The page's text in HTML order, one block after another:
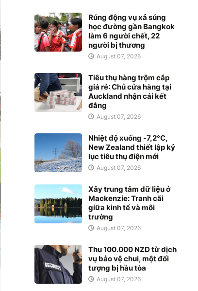
Rúng động vụ xả súng
học đường gần Bangkok
làm 6 người chết, 22
người bị thương
August 07, 2026
Tiêu thụ hàng trộm cắp
giá rẻ: Chủ cửa hàng tại
Auckland nhận cái kết
đắng
August 07, 2026
Nhiệt độ xuống -7,2°C,
New Zealand thiết lập kỷ
lục tiêu thụ điện mới
August 07, 2026
Xây trung tâm dữ liệu ở
Mackenzie: Tranh cãi
giữa kinh tế và môi
trường
August 07, 2026
Thu 100.000 NZD từ dịch
vụ bảo vệ chui, một đối
tượng bị hầu tòa
August 07, 2026